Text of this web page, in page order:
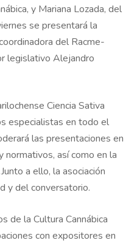
y Mariana Lozada, del
se presentará la
del Racme-
legislativo Alejandro
Ciencia Sativa
especialistas en todo el
las presentaciones en
normativos, así como en la
a ello, la asociación
y del conversatorio.
de la Cultura Cannábica
con expositores en